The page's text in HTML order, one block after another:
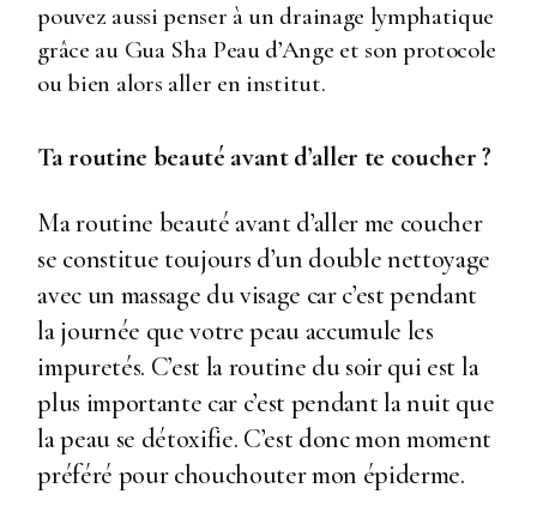
pouvez aussi penser à un drainage lymphatique
grâce au Gua Sha Peau d’Ange et son protocole
ou bien alors aller en institut.
Ta routine beauté avant d’aller te coucher ?
Ma routine beauté avant d’aller me coucher
se constitue toujours d’un double nettoyage
avec un massage du visage car c’est pendant
la journée que votre peau accumule les
impuretés. C’est la routine du soir qui est la
plus importante car c’est pendant la nuit que
la peau se détoxifie. C’est donc mon moment
préféré pour chouchouter mon épiderme.